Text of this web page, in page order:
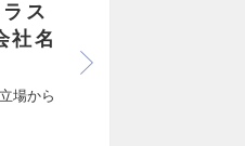
ス
社名
場から